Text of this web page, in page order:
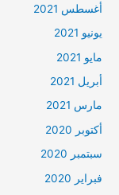
أغسطس 2021
يونيو 2021
مايو 2021
أبريل 2021
مارس 2021
أكتوبر 2020
سبتمبر 2020
فبراير 2020